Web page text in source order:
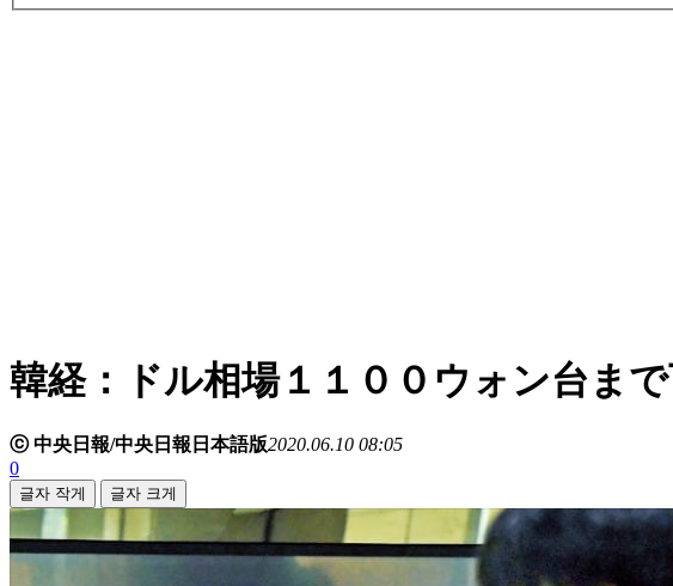
韓経：ドル相場１１００ウォン台ま
ⓒ 中央日報/中央日報日本語版2020.06.10 08:05
0
글자 작게 글자 크게